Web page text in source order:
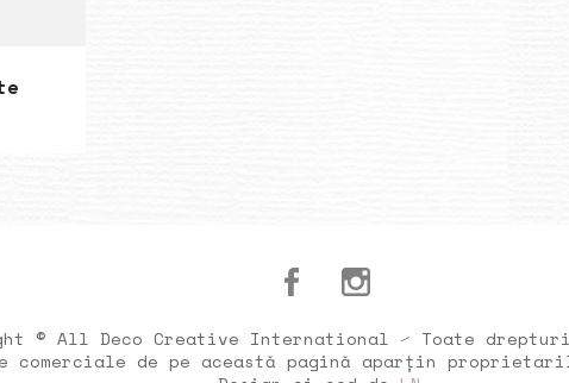
© All Deco Creative International ⁄ Toate
comerciale de pe această pagină aparțin